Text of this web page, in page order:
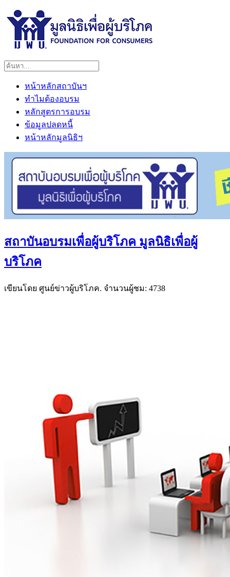
หน้าหลักสถาบันฯ
ทำไมต้องอบรม
หลักสูตรการอบรม
ข้อมูลปลดหนี้
หน้าหลักมูลนิธิฯ
สถาบันอบรมเพื่อผู้บริโภค มูลนิธิเพื่อผู้
บริโภค
เขียนโดย ศูนย์ข่าวผู้บริโภค. จำนวนผู้ชม: 4738